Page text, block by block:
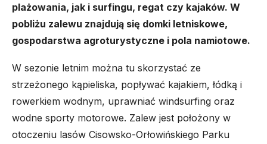
plażowania, jak i surfingu, regat czy kajaków. W
pobliżu zalewu znajdują się domki letniskowe,
gospodarstwa agroturystyczne i pola namiotowe.
W sezonie letnim można tu skorzystać ze
strzeżonego kąpieliska, popływać kajakiem, łódką i
rowerkiem wodnym, uprawniać windsurfing oraz
wodne sporty motorowe. Zalew jest położony w
otoczeniu lasów Cisowsko-Orłowińskiego Parku